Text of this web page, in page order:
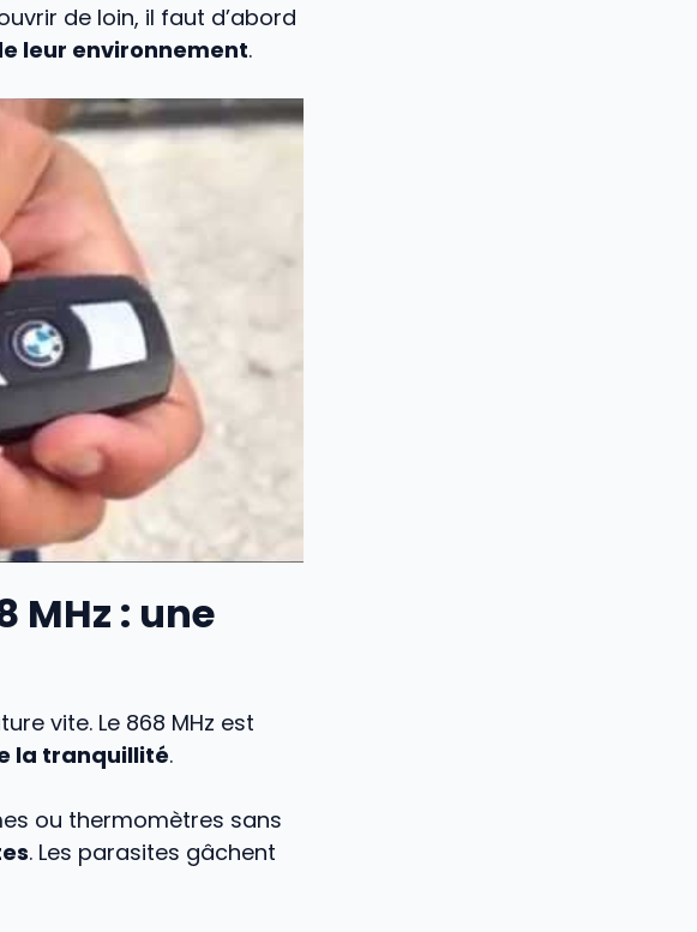
de loin, il faut d’abord
leur environnement.
MHz : une
vite. Le 868 MHz est
la tranquillité.
ou thermomètres sans
. Les parasites gâchent